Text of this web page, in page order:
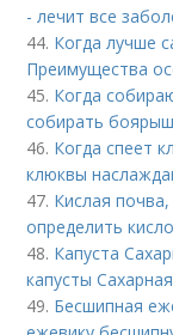
- лечит все
44. Когда лучше
Преимущества
45. Когда
собирать
46. Когда спеет
клюквы
47. Кислая
определить
48. Капуста
капусты
49. Бесшипная